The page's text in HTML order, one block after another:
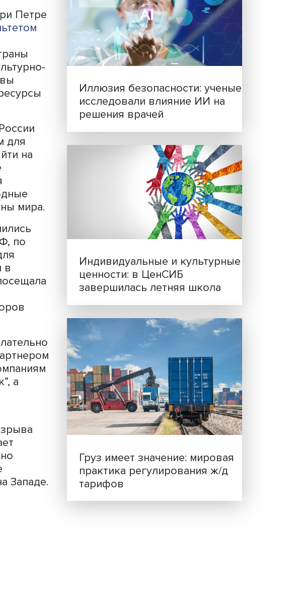
партнеров
для крупных
рынки. Однако
дискурса. Есть
рассказал экс-
Второго
при Петре
факультетом
в страны
культурно-
и основы
ресурсы
России
хабом для
выйти на
такие
регионы мира.
и стремились
РФ, по
хабом для
открыл в
посещала
секторов
благожелательно
партнером
компаниям
поток”, а
порту
Новые инвестиции:
семей становится частью
бизнес-стратегий
Иллюзия безопасности:
исследовали влияние
решения врачей
Индивидуальные и
ценности: в ЦенСИБ
завершилась летняя